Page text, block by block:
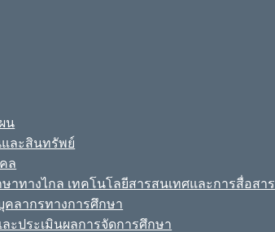
น
และสินทรัพย์
ล
าทางไกล เทคโนโลยีสารสนเทศและการสื่อสาร
ลากรทางการศึกษา
ะประเมินผลการจัดการศึกษา